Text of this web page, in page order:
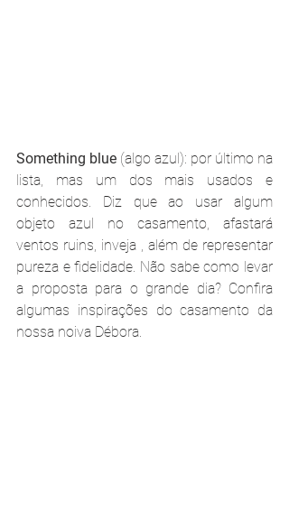
Something blue (algo azul): por último na
lista, mas um dos mais usados e
conhecidos. Diz que ao usar algum
objeto azul no casamento, afastará
ventos ruins, inveja , além de representar
pureza e fidelidade. Não sabe como levar
a proposta para o grande dia? Confira
algumas inspirações do casamento da
nossa noiva Débora.